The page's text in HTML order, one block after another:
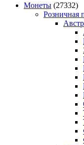
Монеты (27332)
Розничная